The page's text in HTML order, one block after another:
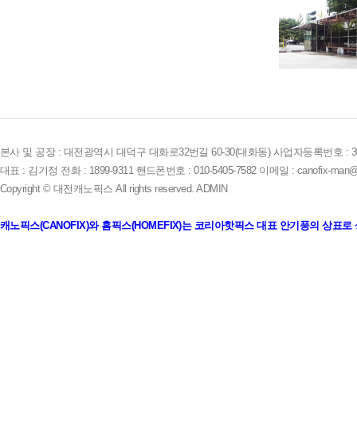
본사 및 공장 : 대전광역시 대덕구 대화로32번길 60-30(대화동) 사업자등록번호 :
대표 : 김기정 전화 : 1899-9311 핸드폰번호 : 010-5405-7582 이메일 : canofix-
Copyright © 대전캐노픽스 All rights reserved.ADMIN
캐노픽스(CANOFIX)와 홈픽스(HOMEFIX)는 코리아핫픽스 대표 안기풍의 상표